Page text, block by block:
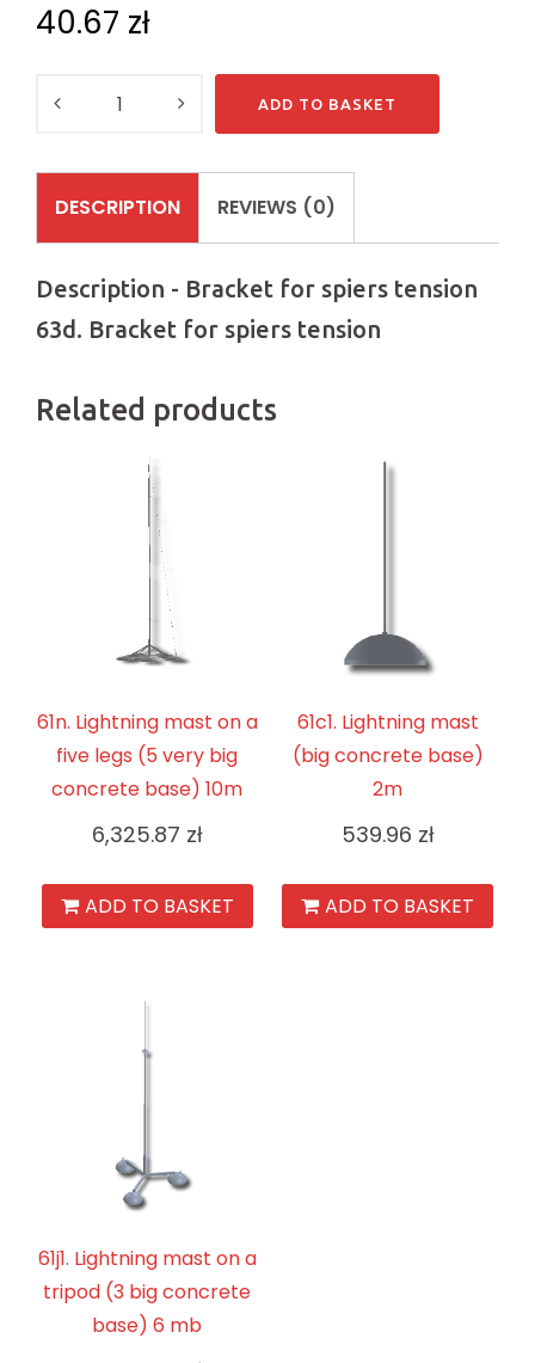
40.67 zł
ADD TO BASKET
DESCRIPTION REVIEWS (0)
Description - Bracket for spiers tension
63d. Bracket for spiers tension
Related products
61n. Lightning mast on a
five legs (5 very big
concrete base) 10m
6,325.87 zł
ADD TO BASKET
61c1. Lightning mast
(big concrete base)
2m
539.96 zł
ADD TO BASKET
61j1. Lightning mast on a
tripod (3 big concrete
base) 6 mb